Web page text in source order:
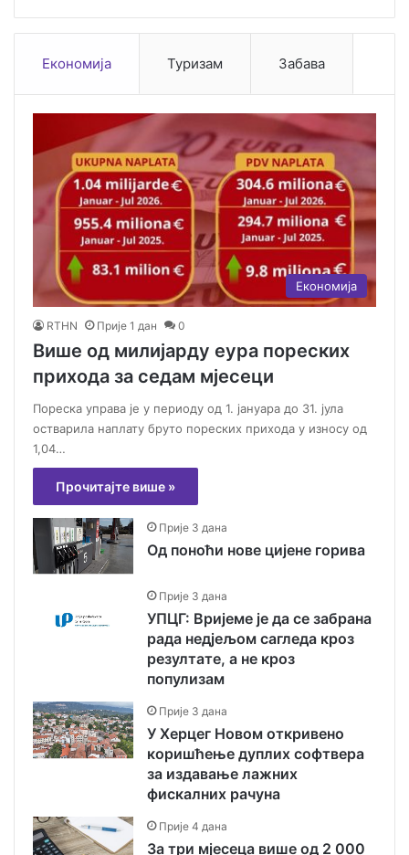
Економија Туризам Забава
Економија
RTHN Прије 1 дан 0
Више од милијарду еура пореских
прихода за седам мјесеци
Пореска управа је у периоду од 1. јануара до 31. јула
остварила наплату бруто пореских прихода у износу од
1,04…
Прочитајте више »
Прије 3 дана
Од поноћи нове цијене горива
Прије 3 дана
УПЦГ: Вријеме је да се забрана
рада недјељом сагледа кроз
резултате, а не кроз
популизам
Прије 3 дана
У Херцег Новом откривено
коришћење дуплих софтвера
за издавање лажних
фискалних рачуна
Прије 4 дана
За три мјесеца више од 2 000